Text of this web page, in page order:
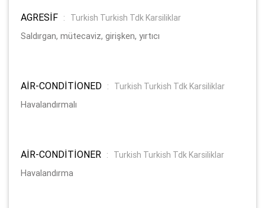
AGRESİF :
Turkish Turkish Tdk Karsiliklar
Saldırgan, mütecaviz, girişken, yırtıcı
AİR-CONDİTİONED :
Turkish Turkish Tdk Karsiliklar
Havalandırmalı
AİR-CONDİTİONER :
Turkish Turkish Tdk Karsiliklar
Havalandırma